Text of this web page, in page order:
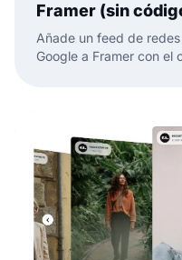
Framer (sin
Añade un feed de
Google a Framer con el